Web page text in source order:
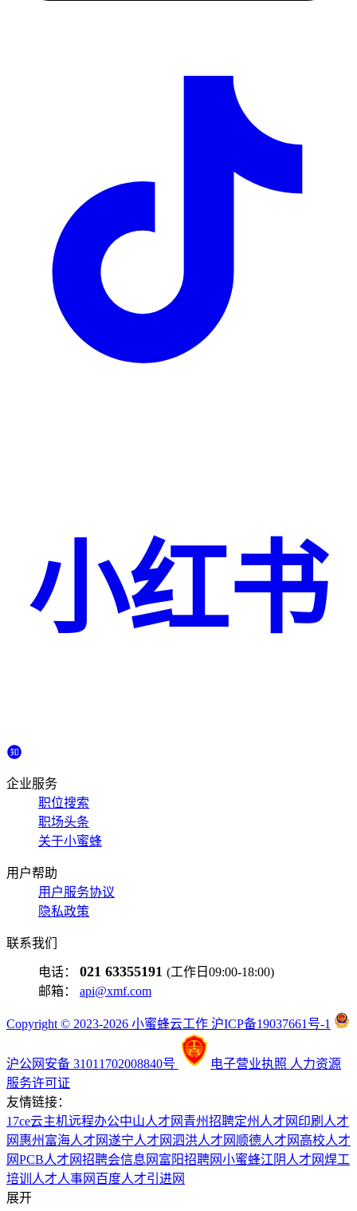
小红书
企业服务
职位搜索
职场头条
关于小蜜蜂
用户帮助
用户服务协议
隐私政策
联系我们
电话： 021 63355191 (工作日09:00-18:00)
邮箱： api@xmf.com
Copyright © 2023-2026 小蜜蜂云工作 沪ICP备19037661号-1
沪公网安备 31011702008840号 电子营业执照 人力资源
服务许可证
友情链接：
17ce云主机远程办公中山人才网 青州招聘定州人才网 印刷人才
网 惠州富海人才网遂宁人才网泗洪人才网 顺德人才网 高校人才
网PCB人才网招聘会信息网 富阳招聘网小蜜蜂江阴人才网焊工
培训 人才人事网 百度人才引进网
展开